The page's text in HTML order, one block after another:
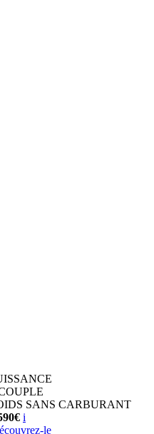
SANS CARBURANT
i
le